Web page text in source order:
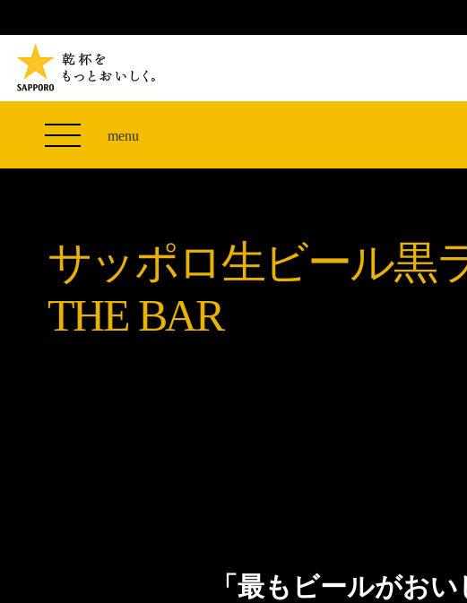
menu
ザ・パーフェクト黒ラベル アワード
山本由伸選手応援プロジェクト「GET A STAR
YOSHINOBU」
サッポロ生ビール黒ラベル 『THE STAR JAM』
限定発売
サッポロ生ビール黒ラベル
オカズデザインが提案する
黒ラベルに合う食40選
ザ・パーフェクト黒ラベルが飲めるお店
CLUB 黒ラベル
サッポロ生ビール黒
THE BAR
「最もビールがお